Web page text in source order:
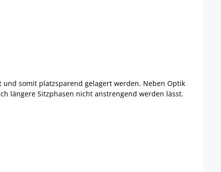
somit platzsparend gelagert werden. Neben Optik
längere Sitzphasen nicht anstrengend werden lässt.